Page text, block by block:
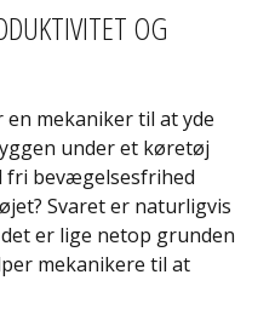
OG
mekaniker til at yde
under et køretøj
fri bevægelsesfrihed
Svaret er naturligvis
er lige netop grunden
mekanikere til at